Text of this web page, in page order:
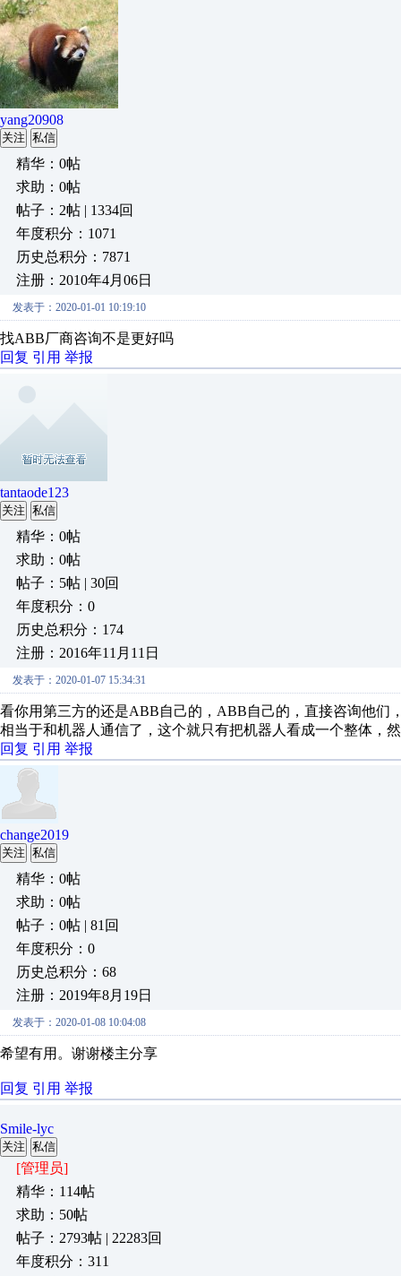
yang20908
关注 私信
精华：0帖
求助：0帖
帖子：2帖 | 1334回
年度积分：1071
历史总积分：7871
注册：2010年4月06日
发表于：2020-01-01 10:19:10
找ABB厂商咨询不是更好吗
回复 引用 举报
tantaode123
关注 私信
精华：0帖
求助：0帖
帖子：5帖 | 30回
年度积分：0
历史总积分：174
注册：2016年11月11日
发表于：2020-01-07 15:34:31
看你用第三方的还是ABB自己的，ABB自己的，直接咨询他们
相当于和机器人通信了，这个就只有把机器人看成一个整体，
回复 引用 举报
change2019
关注 私信
精华：0帖
求助：0帖
帖子：0帖 | 81回
年度积分：0
历史总积分：68
注册：2019年8月19日
发表于：2020-01-08 10:04:08
希望有用。谢谢楼主分享
回复 引用 举报
Smile-lyc
关注 私信
[管理员]
精华：114帖
求助：50帖
帖子：2793帖 | 22283回
年度积分：311